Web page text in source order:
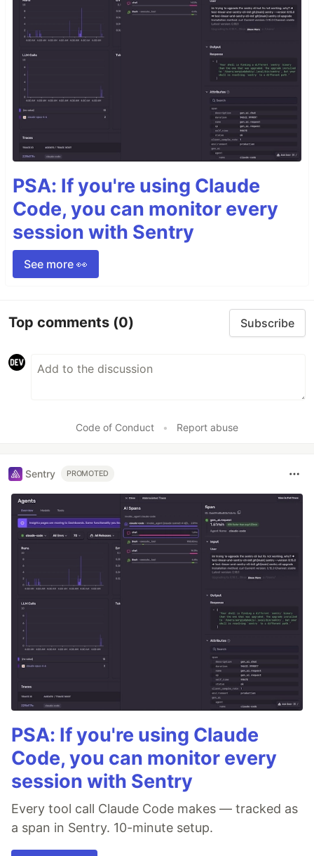
PSA: If you're using Claude
Code, you can monitor every
session with Sentry
See more 👀
Top comments (0) Subscribe
Code of Conduct • Report abuse
Sentry PROMOTED
PSA: If you're using Claude
Code, you can monitor every
session with Sentry
Every tool call Claude Code makes — tracked as
a span in Sentry. 10-minute setup.